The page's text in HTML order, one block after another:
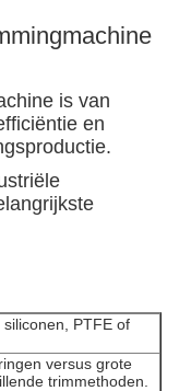
is van
en
siliconen, PTFE of
versus grote
trimmethoden.